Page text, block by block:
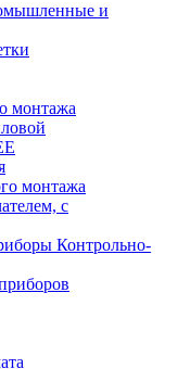
и
монтажа
монтажа
с
Контрольно-